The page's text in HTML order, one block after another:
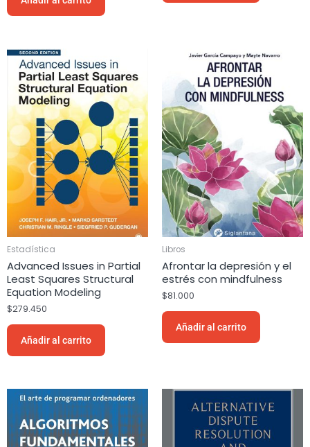
Estadística
Advanced Issues in Partial
Least Squares Structural
Equation Modeling
$279.450
Añadir al carrito
Libros
Afrontar la depresión y el
estrés con mindfulness
$81.000
Añadir al carrito